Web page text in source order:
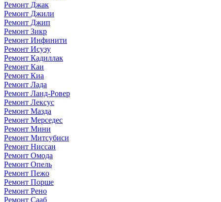
Ремонт Джак
Ремонт Джили
Ремонт Джип
Ремонт Зикр
Ремонт Инфинити
Ремонт Исузу
Ремонт Кадиллак
Ремонт Каи
Ремонт Киа
Ремонт Лада
Ремонт Ланд-Ровер
Ремонт Лексус
Ремонт Мазда
Ремонт Мерседес
Ремонт Мини
Ремонт Митсубиси
Ремонт Ниссан
Ремонт Омода
Ремонт Опель
Ремонт Пежо
Ремонт Порше
Ремонт Рено
Ремонт Сааб